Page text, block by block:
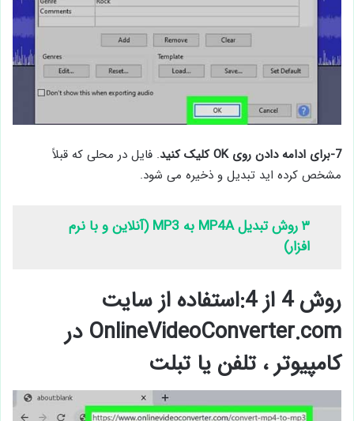
7-برای ادامه دادن روی OK کلیک کنید
. فایل در محلی که قبلاً
مشخص کرده اید تبدیل و ذخیره می شود.
۳ روش تبدیل MP4A به MP3 (آنلاین و با نرم
افزار)
روش 4 از 4:استفاده از سایت
OnlineVideoConverter.com در
کامپیوتر ، تلفن یا تبلت